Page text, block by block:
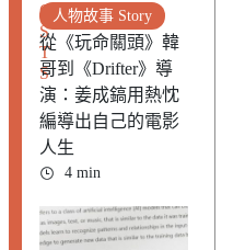
O
S
T
S
人物故事 Story
從《玩命關頭》韓
哥到《Drifter》導
演：姜成鎬用熱忱
編導出自己的電影
人生
4 min